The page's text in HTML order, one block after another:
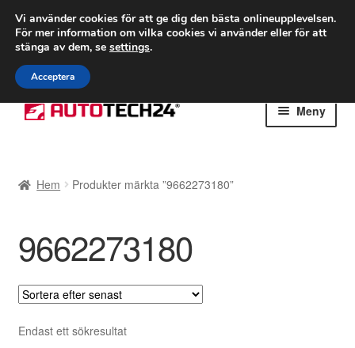
FRAKT från 75 kr
Världsomspännande frakt
Ring 766 924 713
Hoppa
till
Hoppa
till
Meny
Betalningar
Integritetspolicy
Klagomål
Kolla upp
Hem Produkter märkta ”9662273180”
9662273180
Endast ett sökresultat
Vi använder cookies för att ge dig den bästa onlineupplevelsen.
För mer information om vilka cookies vi använder eller för att
stänga av dem, se settings.
Acceptera